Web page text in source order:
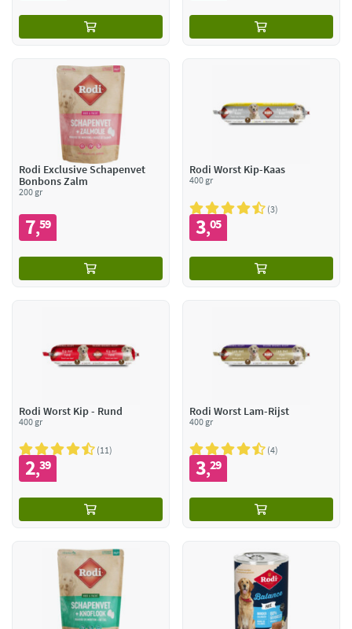
Rodi Exclusive Schapenvet
Bonbons Zalm
200 gr
7,59
Rodi Worst Kip-Kaas
400 gr
3
3,05
Rodi Worst Kip - Rund
400 gr
11
2,39
Rodi Worst Lam-Rijst
400 gr
4
3,29